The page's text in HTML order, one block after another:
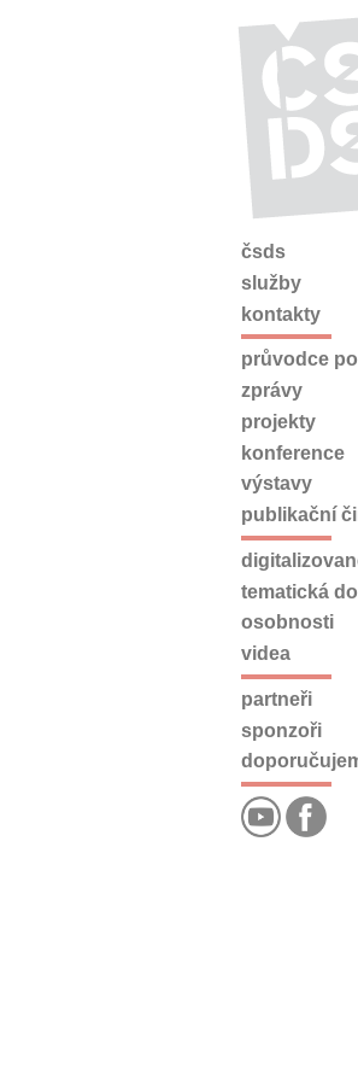
čsds
služby
kontakty
průvodce
zprávy
projekty
konference
výstavy
publikační
tematická
osobnosti
videa
partneři
sponzoři